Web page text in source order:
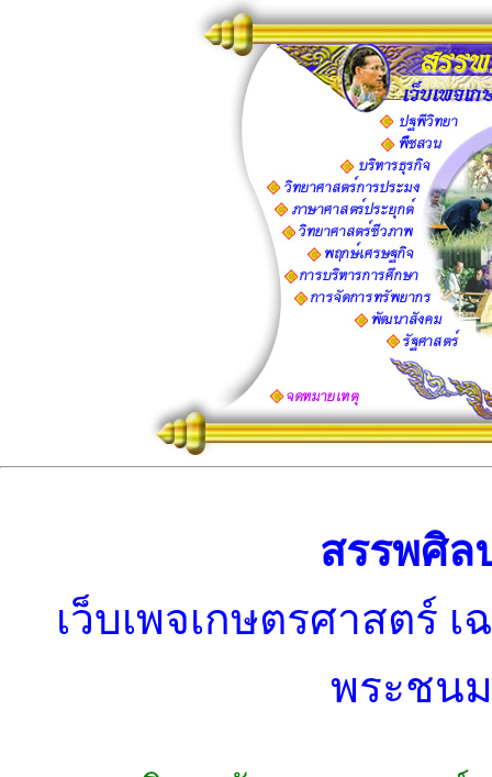
สรรพศิล
เว็บเพจเกษตรศาสตร์
พระชน